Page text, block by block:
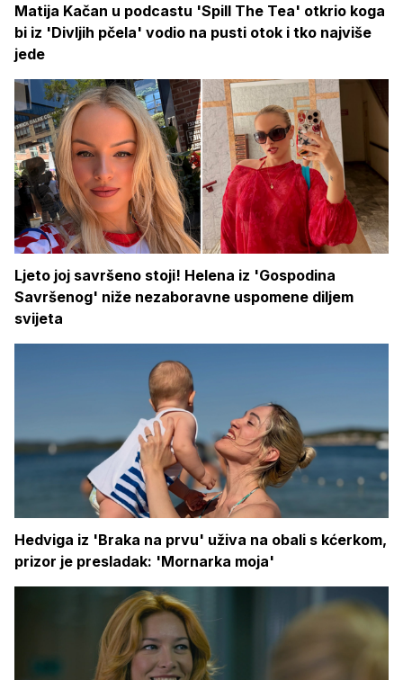
Matija Kačan u podcastu 'Spill The Tea' otkrio koga
bi iz 'Divljih pčela' vodio na pusti otok i tko najviše
jede
Ljeto joj savršeno stoji! Helena iz 'Gospodina
Savršenog' niže nezaboravne uspomene diljem
svijeta
Hedviga iz 'Braka na prvu' uživa na obali s kćerkom,
prizor je presladak: 'Mornarka moja'